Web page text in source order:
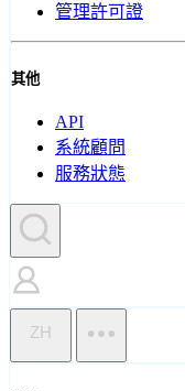
管理許可證
其他
API
系統顧問
服務狀態
ZH